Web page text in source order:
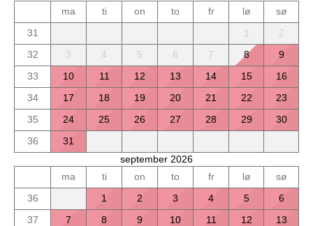
ma
ti on to fr lø
sø
31
1
2
32
3 4 5 6 7 8
9
33
10 11 12 13 14 15
16
34
17 18 19 20 21 22
23
35
24 25 26 27 28 29
30
36
31
september 2026
ma
ti on to fr lø
sø
36
1 2 3 4 5
6
37
7 8 9 10 11 12
13